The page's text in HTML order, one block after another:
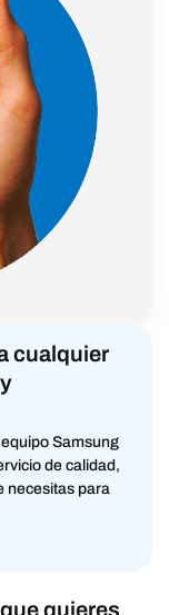
cualquier
Samsung
de calidad,
necesitas para
quieres